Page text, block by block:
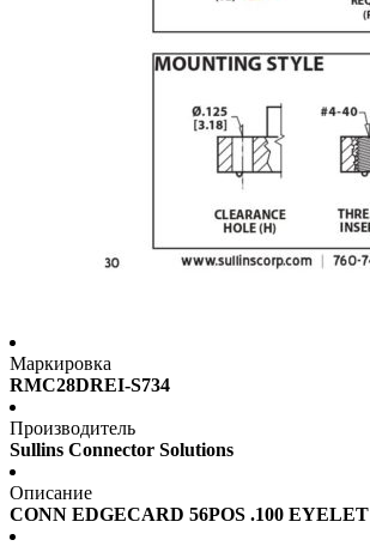
Маркировка
RMC28DREI-S734
Производитель
Sullins Connector Solutions
Описание
CONN EDGECARD 56POS .100 EYELET